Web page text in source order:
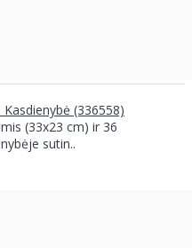
(336558)
(33x23 cm) ir 36
sutin..